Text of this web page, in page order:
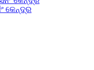
କେନ୍ଦ୍ର